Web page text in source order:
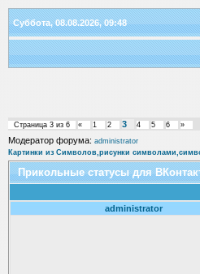
Суббота, 08.08.2026, 09:48
Страница 3 из 6 « 1 2 3 4 5 6 »
Модератор форума: administrator
Картинки из Символов,рисунки
Прикольные статусы для
administrator